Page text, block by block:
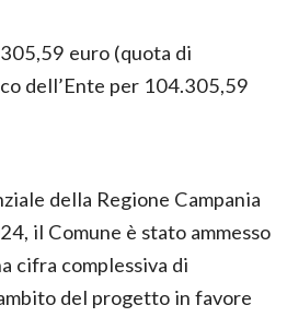
euro (quota di
dell’Ente per 104.305,59
della Regione Campania
il Comune è stato ammesso
cifra complessiva di
del progetto in favore